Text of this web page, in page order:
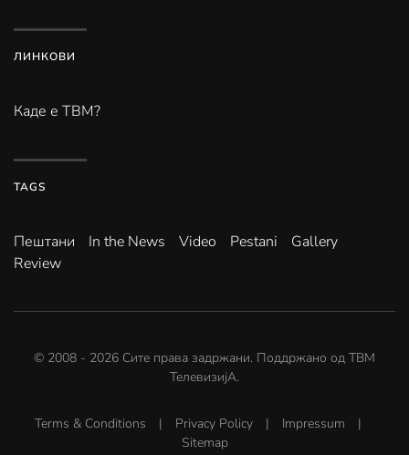
ЛИНКОВИ
Каде е ТВМ?
TAGS
Пештани In the News Video Pestani
Gallery
Review
© 2008 - 2026 Сите права задржани. Поддржано од ТВМ
ТелевизијА.
Terms & Conditions | Privacy Policy | Impressum |
Sitemap